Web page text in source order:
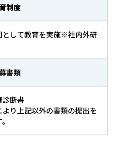
制度
として教育を実施※社内外研
書類
診断書
り上記以外の書類の提出を